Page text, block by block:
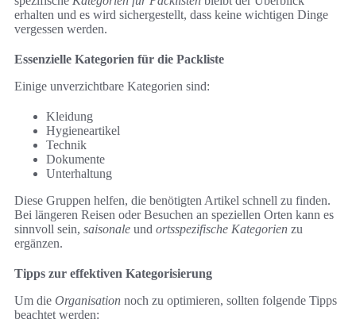
erhalten und es wird sichergestellt, dass keine wichtigen Dinge
vergessen werden.
Essenzielle Kategorien für die Packliste
Einige unverzichtbare Kategorien sind:
Kleidung
Hygieneartikel
Technik
Dokumente
Unterhaltung
Diese Gruppen helfen, die benötigten Artikel schnell zu finden.
Bei längeren Reisen oder Besuchen an speziellen Orten kann es
sinnvoll sein, saisonale und ortsspezifische Kategorien zu
ergänzen.
Tipps zur effektiven Kategorisierung
Um die Organisation noch zu optimieren, sollten folgende Tipps
beachtet werden: